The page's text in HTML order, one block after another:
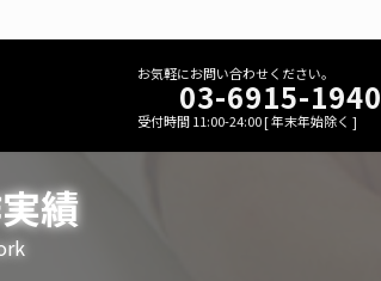
お気軽にお問い合わせください。
03-6915-1940
受付時間 11:00-24:00 [ 年末年始除く ]
績